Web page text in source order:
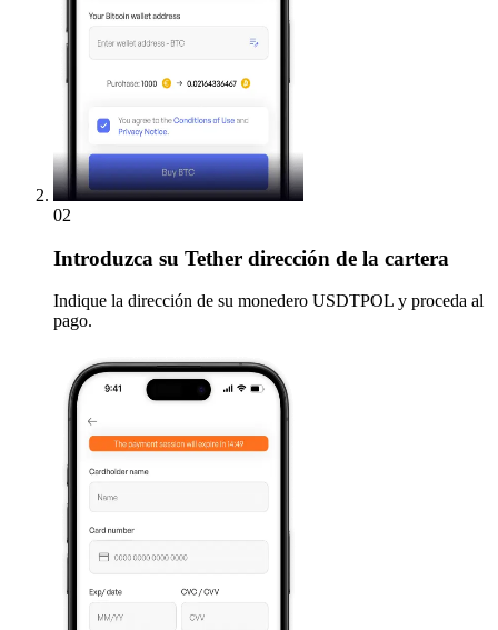
02
Introduzca su Tether dirección de la cartera
Indique la dirección de su monedero USDTPOL y proceda al
pago.